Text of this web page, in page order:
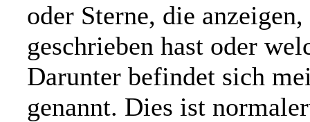
oder Sterne, die
geschrieben hast oder
Darunter befindet sich
genannt. Dies ist